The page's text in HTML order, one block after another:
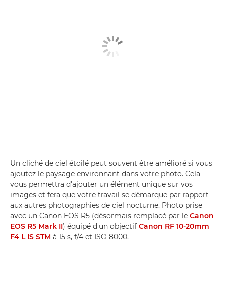
Un cliché de ciel étoilé peut souvent être amélioré si vous
ajoutez le paysage environnant dans votre photo. Cela
vous permettra d'ajouter un élément unique sur vos
images et fera que votre travail se démarque par rapport
aux autres photographies de ciel nocturne. Photo prise
avec un Canon EOS R5 (désormais remplacé par le Canon
EOS R5 Mark II) équipé d'un objectif Canon RF 10-20mm
F4 L IS STM à 15 s, f/4 et ISO 8000.